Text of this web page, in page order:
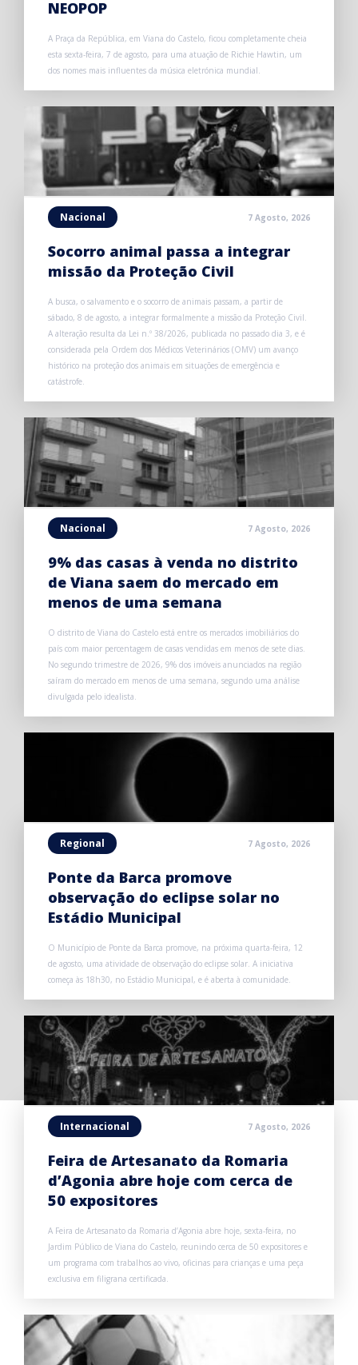
NEOPOP
A Praça da República, em Viana do Castelo, ficou completamente cheia
esta sexta-feira, 7 de agosto, para uma atuação de Richie Hawtin, um
dos nomes mais influentes da música eletrónica mundial.
Nacional 7 Agosto, 2026
Socorro animal passa a integrar
missão da Proteção Civil
A busca, o salvamento e o socorro de animais passam, a partir de
sábado, 8 de agosto, a integrar formalmente a missão da Proteção Civil.
A alteração resulta da Lei n.º 38/2026, publicada no passado dia 3, e é
considerada pela Ordem dos Médicos Veterinários (OMV) um avanço
histórico na proteção dos animais em situações de emergência e
catástrofe.
Nacional 7 Agosto, 2026
9% das casas à venda no distrito
de Viana saem do mercado em
menos de uma semana
O distrito de Viana do Castelo está entre os mercados imobiliários do
país com maior percentagem de casas vendidas em menos de sete dias.
No segundo trimestre de 2026, 9% dos imóveis anunciados na região
saíram do mercado em menos de uma semana, segundo uma análise
divulgada pelo idealista.
Regional 7 Agosto, 2026
Ponte da Barca promove
observação do eclipse solar no
Estádio Municipal
O Município de Ponte da Barca promove, na próxima quarta-feira, 12
de agosto, uma atividade de observação do eclipse solar. A iniciativa
começa às 18h30, no Estádio Municipal, e é aberta à comunidade.
Internacional 7 Agosto, 2026
Feira de Artesanato da Romaria
d’Agonia abre hoje com cerca de
50 expositores
A Feira de Artesanato da Romaria d’Agonia abre hoje, sexta-feira, no
Jardim Público de Viana do Castelo, reunindo cerca de 50 expositores e
um programa com trabalhos ao vivo, oficinas para crianças e uma peça
exclusiva em filigrana certificada.